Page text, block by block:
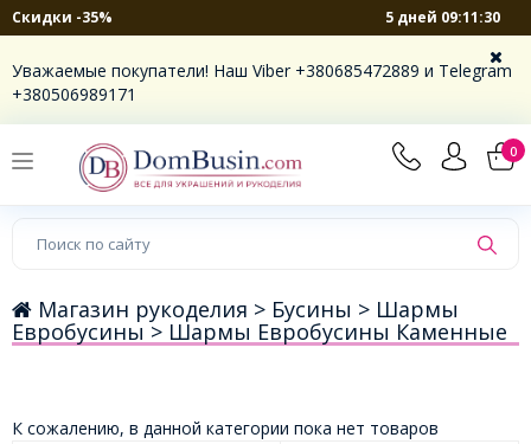
Скидки -35% 5 дней 09:11:30
Уважаемые покупатели! Наш Viber +380685472889 и Telegram
+380506989171
0
Магазин рукоделия > Бусины > Шармы
Евробусины > Шармы Евробусины Каменные
К сожалению, в данной категории пока нет товаров